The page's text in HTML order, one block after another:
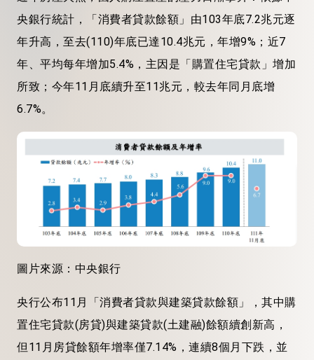
央銀行統計，「消費者貸款餘額」由103年底7.2兆元逐
年升高，至去(110)年底已達10.4兆元，年增9%；近7
年、平均每年增加5.4%，主因是「購置住宅貸款」增加
所致；今年11月底續升至11兆元，較去年同月底增
6.7%。
圖片來源：中央銀行
央行公布11月「消費者貸款與建築貸款餘額」，其中購
置住宅貸款(房貸)與建築貸款(土建融)餘額續創新高，
但11月房貸餘額年增率僅7.14%，連續8個月下跌，並